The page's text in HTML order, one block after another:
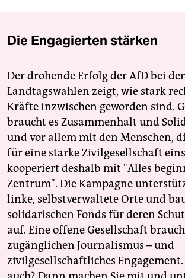
Die Engagierten stärken
Der drohende Erfolg der AfD bei
Landtagswahlen zeigt, wie stark
Kräfte inzwischen geworden sind.
braucht es Zusammenhalt und
und vor allem mit den Menschen,
für eine starke Zivilgesellschaft
kooperiert deshalb mit "Alles
Zentrum". Die Kampagne
linke, selbstverwaltete Orte und
solidarischen Fonds für deren
auf. Eine offene Gesellschaft
zugänglichen Journalismus – und
zivilgesellschaftliches Engagement.